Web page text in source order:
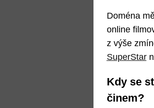
Doména
online
z výše
SuperStar
Kdy se
činem?